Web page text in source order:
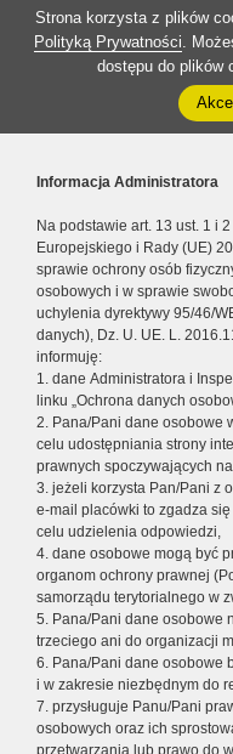
Strona korzysta z plików
Polityką Prywatności.
dostępu do plików
Informacja Administratora
Na podstawie art. 13 ust. 1 i
Europejskiego i Rady (UE)
sprawie ochrony osób
osobowych i w sprawie
uchylenia dyrektywy 95/46/
danych), Dz. U. UE. L.
informuję:
1. dane Administratora i
linku „Ochrona danych
2. Pana/Pani dane osobowe
celu udostępniania strony
prawnych spoczywających
3. jeżeli korzysta Pan/Pani z
e-mail placówki to zgadza
celu udzielenia odpowiedzi,
4. dane osobowe mogą być
organom ochrony prawnej
samorządu terytorialnego w
5. Pana/Pani dane osobowe
trzeciego ani do organizacji
6. Pana/Pani dane osobowe
i w zakresie niezbędnym do
7. przysługuje Panu/Pani
osobowych oraz ich
przetwarzania lub prawo do